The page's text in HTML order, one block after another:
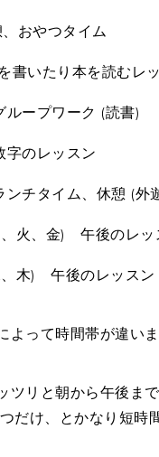
おやつタイム
いたり本を読むレ
ープワーク (読書)
のレッスン
チタイム、休憩 (外
火、金) 午後のレッ
木) 午後のレッスン
って時間帯が違いま
ツリと朝から午後ま
だけ、とかなり短時